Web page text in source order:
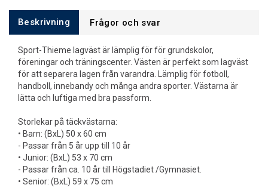
Beskrivning Frågor och svar
Sport-Thieme lagväst är lämplig för för grundskolor,
föreningar och träningscenter. Västen är perfekt som lagväst
för att separera lagen från varandra. Lämplig för fotboll,
handboll, innebandy och många andra sporter. Västarna är
lätta och luftiga med bra passform.
Storlekar på täckvästarna:
• Barn: (BxL) 50 x 60 cm
- Passar från 5 år upp till 10 år
• Junior: (BxL) 53 x 70 cm
- Passar från ca. 10 år till Högstadiet /Gymnasiet.
• Senior: (BxL) 59 x 75 cm